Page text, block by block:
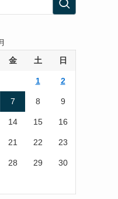
金 土 日
1 2
7 8 9
14 15 16
21 22 23
28 29 30